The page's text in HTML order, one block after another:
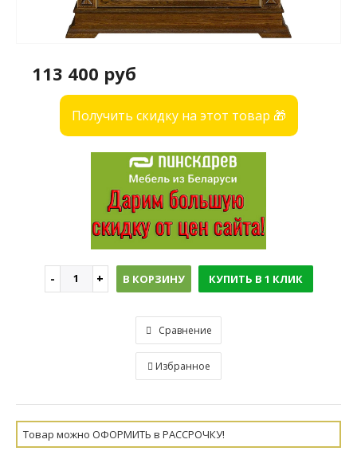
113 400 руб
Получить скидку на этот товар 🎁
В КОРЗИНУ КУПИТЬ В 1 КЛИК
Сравнение
Избранное
Товар можно ОФОРМИТЬ в РАССРОЧКУ!